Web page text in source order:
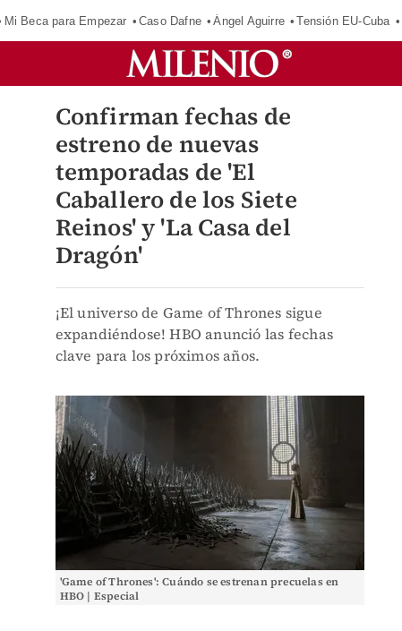
Mi Beca para Empezar Caso Dafne Ángel Aguirre Tensión EU-Cuba
Confirman fechas de
estreno de nuevas
temporadas de 'El
Caballero de los Siete
Reinos' y 'La Casa del
Dragón'
¡El universo de Game of Thrones sigue
expandiéndose! HBO anunció las fechas
clave para los próximos años.
'Game of Thrones': Cuándo se estrenan precuelas en
HBO | Especial